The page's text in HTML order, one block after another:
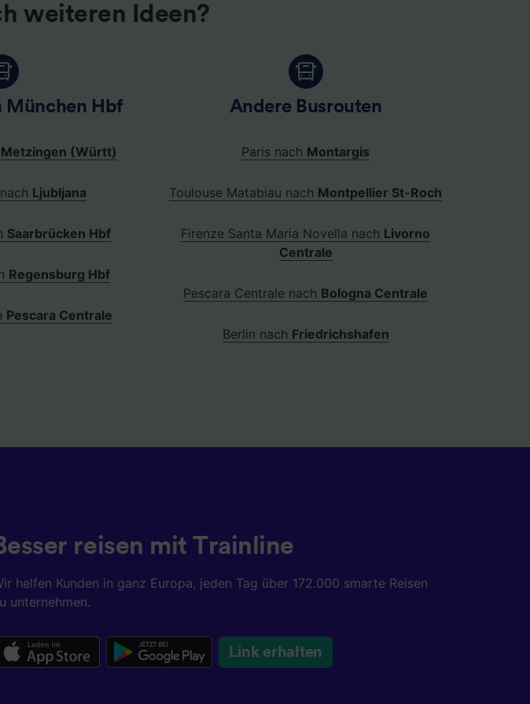
weiteren Ideen?
München Hbf
Metzingen (Württ)
Ljubljana
Saarbrücken Hbf
Regensburg Hbf
Pescara Centrale
Andere Busrouten
Paris nach Montargis
Toulouse Matabiau nach Montpellier St-Roch
Firenze Santa Maria Novella nach Livorno
Centrale
Pescara Centrale nach Bologna Centrale
Berlin nach Friedrichshafen
reisen mit Trainline
helfen Kunden in ganz Europa, jeden Tag über 172.000 smarte Reisen
unternehmen.
Link erhalten